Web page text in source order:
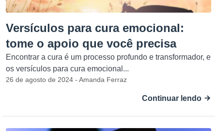
Versículos para cura emocional:
tome o apoio que você precisa
Encontrar a cura é um processo profundo e transformador, e
os versículos para cura emocional...
26 de agosto de 2024 - Amanda Ferraz
Continuar lendo